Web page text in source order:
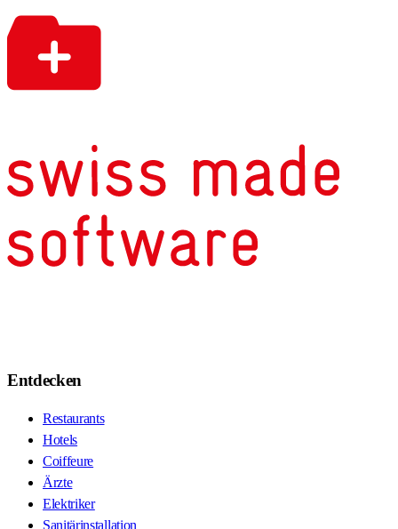
Entdecken
Restaurants
Hotels
Coiffeure
Ärzte
Elektriker
Sanitärinstallation